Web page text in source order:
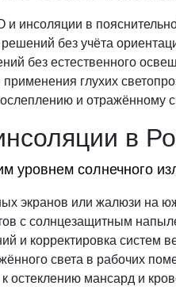
и инсоляции в
без учёта
без естественного
глухих
и отражённому
в
уровнем солнечного
экранов или жалюзи на
с солнцезащитным
и корректировка систем
света в рабочих
остеклению мансард и